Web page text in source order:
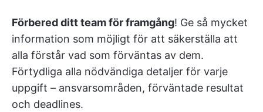
Förbered ditt team för framgång! Ge så mycket
information som möjligt för att säkerställa att
alla förstår vad som förväntas av dem.
Förtydliga alla nödvändiga detaljer för varje
uppgift – ansvarsområden, förväntade resultat
och deadlines.